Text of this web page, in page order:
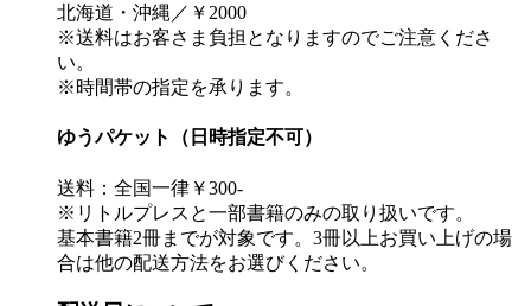
北海道・沖縄／￥2000
※送料はお客さま負担となりますのでご注意くださ
い。
※時間帯の指定を承ります。
ゆうパケット（日時指定不可）
送料：全国一律￥300-
※リトルプレスと一部書籍のみの取り扱いです。
基本書籍2冊までが対象です。3冊以上お買い上げの場
合は他の配送方法をお選びください。